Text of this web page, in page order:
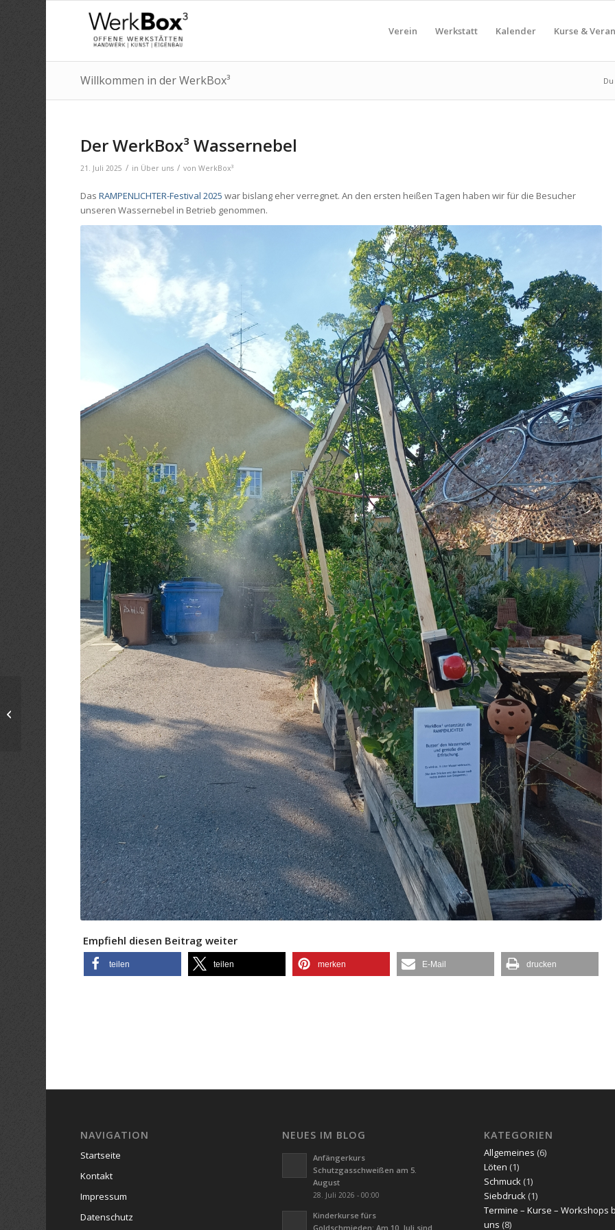
Verein Werkstatt Kalender Kurse &
Willkommen in der WerkBox³
Der WerkBox³ Wassernebel
21. Juli 2025 / in Über uns / vonWerkBox³
DasRAMPENLICHTER-Festival 2025 war bislang eher verregnet. An den ersten heißen Tagen haben wir für die Besucher
unseren Wassernebel in Betrieb genommen.
Empfiehl diesen Beitrag weiter
teilen teilen merken E-Mail drucken
NAVIGATION
Startseite
Kontakt
Impressum
Datenschutz
NEUES IM BLOG
Anfängerkurs
Schutzgasschweißen am 5.
August
28. Juli 2026 - 00:00
Kinderkurse fürs
Goldschmieden: Am 10. Juli sind
KATEGORIEN
Allgemeines (6)
Löten (1)
Schmuck (1)
Siebdruck (1)
Termine – Kurse – Workshops
uns (8)
DREHKURS im
japanischen Stil – 2.06,